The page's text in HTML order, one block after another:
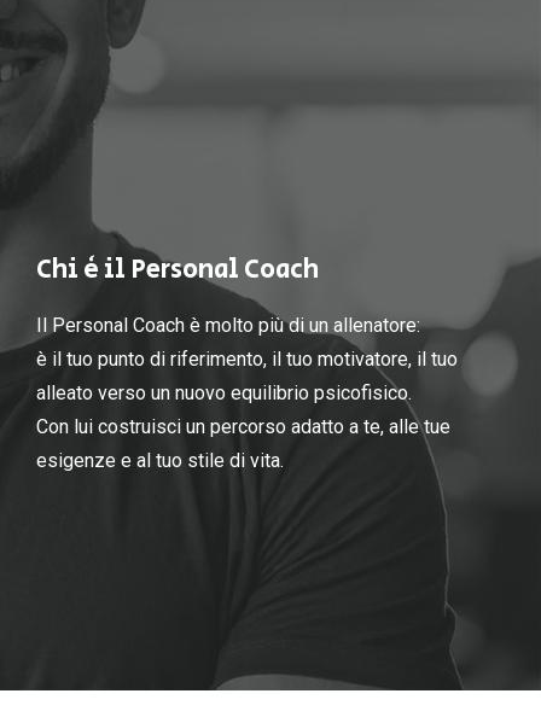
Chi è il Personal Coach
Il Personal Coach è molto più di un allenatore:
è il tuo punto di riferimento, il tuo motivatore, il tuo
alleato verso un nuovo equilibrio psicofisico.
Con lui costruisci un percorso adatto a te, alle tue
esigenze e al tuo stile di vita.